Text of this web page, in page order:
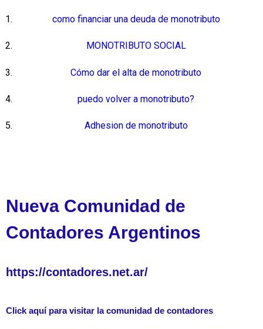
como financiar una deuda de monotributo
MONOTRIBUTO SOCIAL
Cómo dar el alta de monotributo
puedo volver a monotributo?
Adhesion de monotributo
Nueva Comunidad de
Contadores Argentinos
https://contadores.net.ar/
Click aquí para visitar la comunidad de contadores